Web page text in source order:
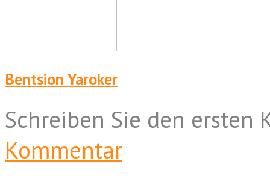
Bentsion Yaroker
Schreiben Sie den ersten
Kommentar